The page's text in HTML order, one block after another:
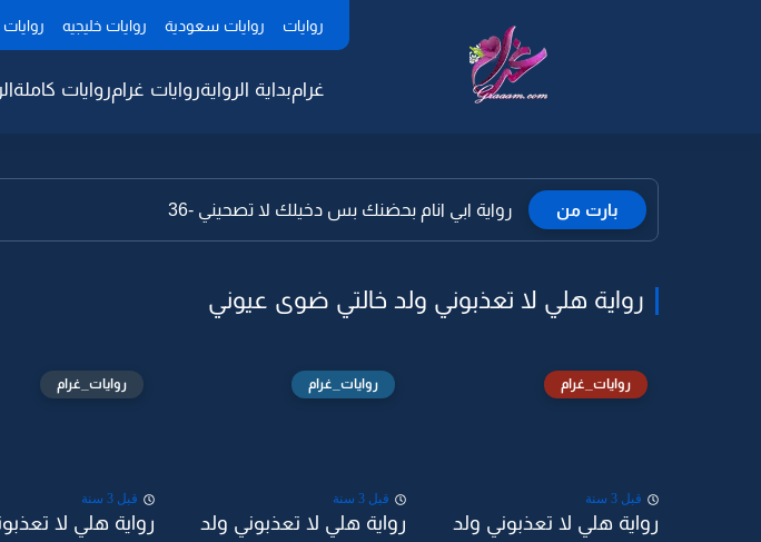
روايات روايات سعودية روايات خليجيه
غرامبداية الروايةروايات غرامروايات كاملة
بارت من رواية ابي انام بحضنك بس دخيلك لا تصحيني -36
رواية هلي لا تعذبوني ولد خالتي ضوى عيوني
روايات_غرام
قبل 3 سنة
رواية هلي لا تعذبوني ولد
روايات_غرام
قبل 3 سنة
رواية هلي لا تعذبوني ولد
روايات_غرام
قبل 3 سنة
رواية هلي لا